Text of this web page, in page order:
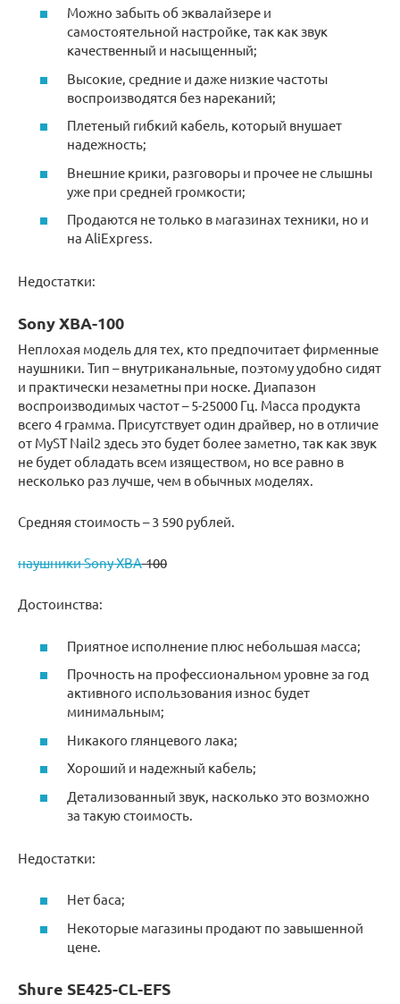
Можно забыть об эквалайзере и
самостоятельной настройке, так как звук
качественный и насыщенный;
Высокие, средние и даже низкие частоты
воспроизводятся без нареканий;
Плетеный гибкий кабель, который внушает
надежность;
Внешние крики, разговоры и прочее не слышны
уже при средней громкости;
Продаются не только в магазинах техники, но и
на AliExpress.
Недостатки:
Sony XBA-100
Неплохая модель для тех, кто предпочитает фирменные
наушники. Тип – внутриканальные, поэтому удобно сидят
и практически незаметны при носке. Диапазон
воспроизводимых частот – 5-25000 Гц. Масса продукта
всего 4 грамма. Присутствует один драйвер, но в отличие
от MyST Nail2 здесь это будет более заметно, так как звук
не будет обладать всем изяществом, но все равно в
несколько раз лучше, чем в обычных моделях.
Средняя стоимость – 3 590 рублей.
наушники Sony XBA-100
Достоинства:
Приятное исполнение плюс небольшая масса;
Прочность на профессиональном уровне за год
активного использования износ будет
минимальным;
Никакого глянцевого лака;
Хороший и надежный кабель;
Детализованный звук, насколько это возможно
за такую стоимость.
Недостатки:
Нет баса;
Некоторые магазины продают по завышенной
цене.
Shure SE425-CL-EFS